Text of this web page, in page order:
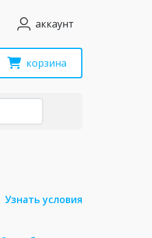
аккаунт
корзина
Узнать условия